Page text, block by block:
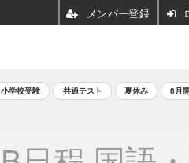
小学校受験 共通テスト 夏休み 8月